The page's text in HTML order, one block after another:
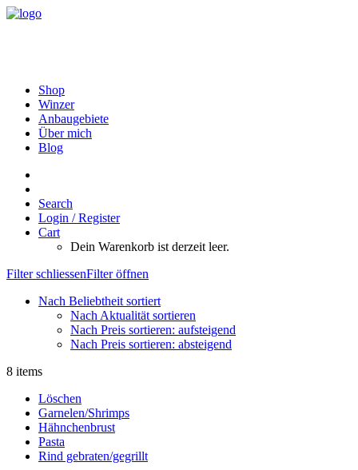
Shop
Winzer
Anbaugebiete
Über mich
Blog
Search
Login / Register
Cart
Dein Warenkorb ist derzeit leer.
Filter schliessenFilter öffnen
Nach Beliebtheit sortiert
Nach Aktualität sortieren
Nach Preis sortieren: aufsteigend
Nach Preis sortieren: absteigend
8 items
Löschen
Garnelen/Shrimps
Hähnchenbrust
Pasta
Rind gebraten/gegrillt